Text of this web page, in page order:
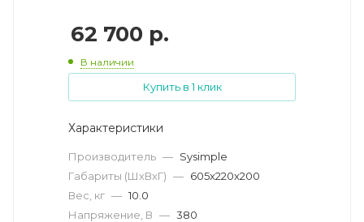
62 700 р.
В наличии
Купить в 1 клик
Характеристики
Производитель — Sysimple
Габариты (ШхВхГ) — 605x220x200
Вес, кг — 10.0
Напряжение, В — 380